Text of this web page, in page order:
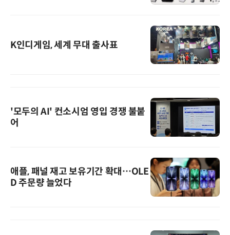
K인디게임, 세계 무대 출사표
'모두의 AI' 컨소시엄 영입 경쟁 불붙
어
애플, 패널 재고 보유기간 확대…OLE
D 주문량 늘었다